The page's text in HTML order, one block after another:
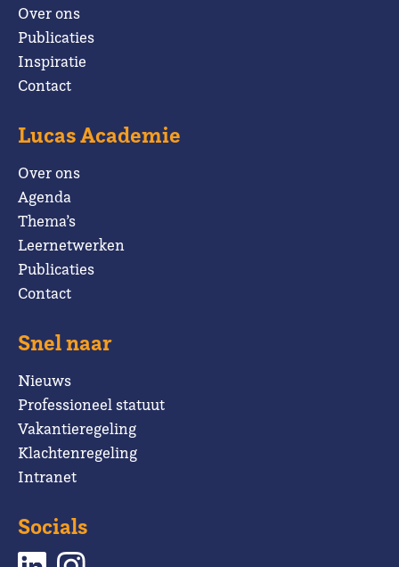
Over ons
Publicaties
Inspiratie
Contact
Lucas Academie
Over ons
Agenda
Thema’s
Leernetwerken
Publicaties
Contact
Snel naar
Nieuws
Professioneel statuut
Vakantieregeling
Klachtenregeling
Intranet
Socials